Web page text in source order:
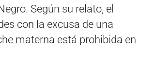
Según su relato, el
con la excusa de una
materna está prohibida en